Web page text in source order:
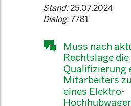
Stand:25.07.2024
Dialog:7781
Muss nach
Rechtslage die
Qualifizierung
Mitarbeiters
eines Elektro-